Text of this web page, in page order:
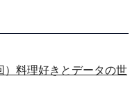
）料理好きとデータの世